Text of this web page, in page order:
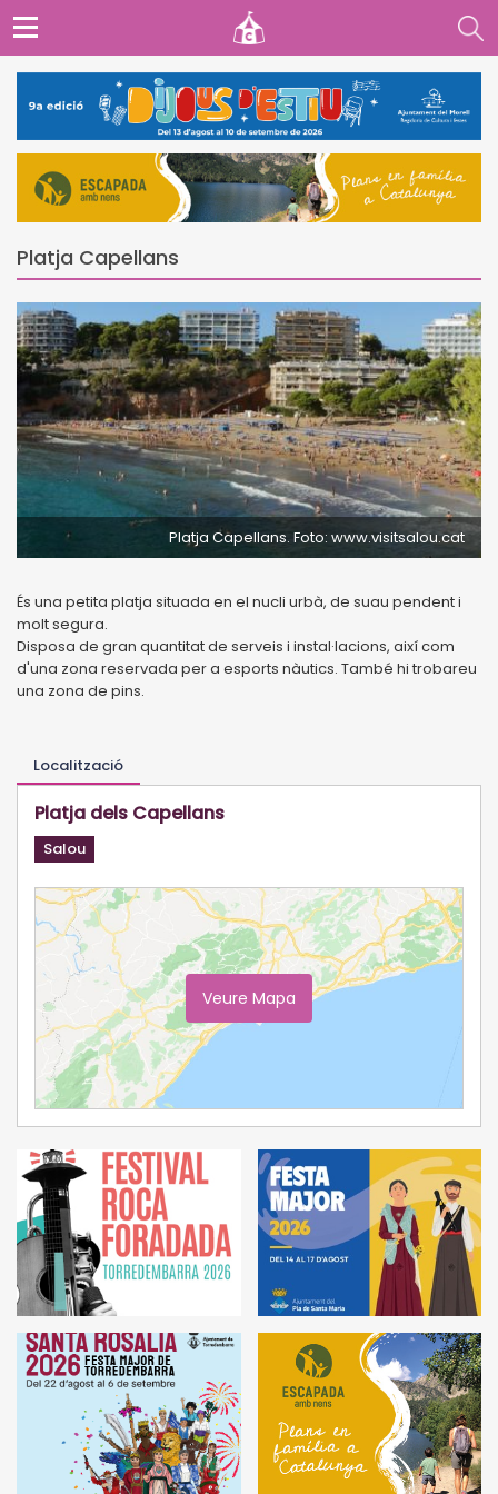
Platja Capellans
Platja Capellans. Foto: www.visitsalou.cat
És una petita platja situada en el nucli urbà, de suau pendent i
molt segura.
Disposa de gran quantitat de serveis i instal·lacions, així com
d'una zona reservada per a esports nàutics. També hi trobareu
una zona de pins.
Localització
Platja dels Capellans
Salou
Veure Mapa